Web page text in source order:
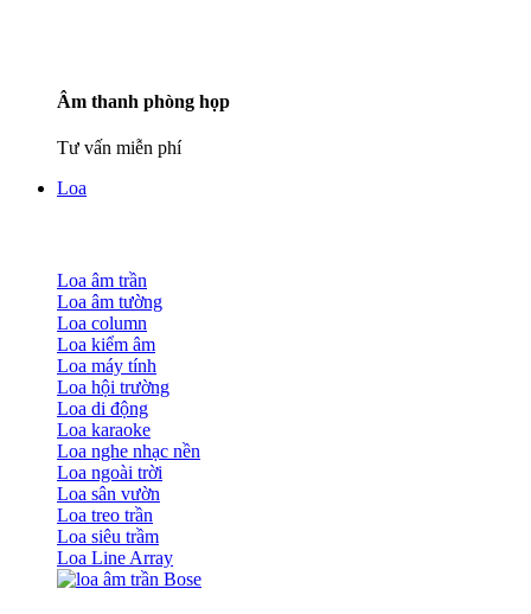
Âm thanh phòng họp
Tư vấn miễn phí
Loa
Loa âm trần
Loa âm tường
Loa column
Loa kiểm âm
Loa máy tính
Loa hội trường
Loa di động
Loa karaoke
Loa nghe nhạc nền
Loa ngoài trời
Loa sân vườn
Loa treo trần
Loa siêu trầm
Loa Line Array